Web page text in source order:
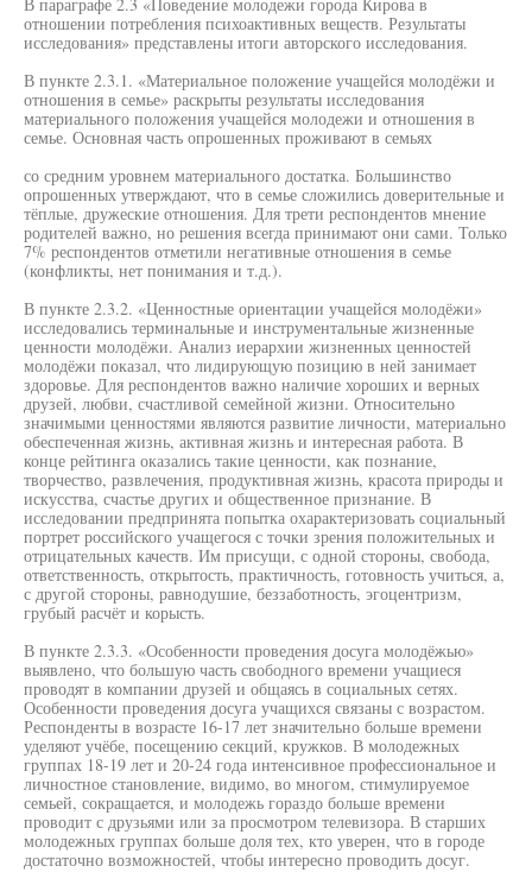
отношении потребления психоактивных веществ. Результаты
исследования» представлены итоги авторского исследования.
В пункте 2.3.1. «Материальное положение учащейся молодёжи и
отношения в семье» раскрыты результаты исследования
материального положения учащейся молодежи и отношения в
семье. Основная часть опрошенных проживают в семьях
со средним уровнем материального достатка. Большинство
опрошенных утверждают, что в семье сложились доверительные и
тёплые, дружеские отношения. Для трети респондентов мнение
родителей важно, но решения всегда принимают они сами. Только
7% респондентов отметили негативные отношения в семье
(конфликты, нет понимания и т.д.).
В пункте 2.3.2. «Ценностные ориентации учащейся молодёжи»
исследовались терминальные и инструментальные жизненные
ценности молодёжи. Анализ иерархии жизненных ценностей
молодёжи показал, что лидирующую позицию в ней занимает
здоровье. Для респондентов важно наличие хороших и верных
друзей, любви, счастливой семейной жизни. Относительно
значимыми ценностями являются развитие личности, материально
обеспеченная жизнь, активная жизнь и интересная работа. В
конце рейтинга оказались такие ценности, как познание,
творчество, развлечения, продуктивная жизнь, красота природы и
искусства, счастье других и общественное признание. В
исследовании предпринята попытка охарактеризовать социальный
портрет российского учащегося с точки зрения положительных и
отрицательных качеств. Им присущи, с одной стороны, свобода,
ответственность, открытость, практичность, готовность учиться, а,
с другой стороны, равнодушие, беззаботность, эгоцентризм,
грубый расчёт и корысть.
В пункте 2.3.3. «Особенности проведения досуга молодёжью»
выявлено, что большую часть свободного времени учащиеся
проводят в компании друзей и общаясь в социальных сетях.
Особенности проведения досуга учащихся связаны с возрастом.
Респонденты в возрасте 16-17 лет значительно больше времени
уделяют учёбе, посещению секций, кружков. В молодежных
группах 18-19 лет и 20-24 года интенсивное профессиональное и
личностное становление, видимо, во многом, стимулируемое
семьей, сокращается, и молодежь гораздо больше времени
проводит с друзьями или за просмотром телевизора. В старших
молодежных группах больше доля тех, кто уверен, что в городе
достаточно возможностей, чтобы интересно проводить досуг.